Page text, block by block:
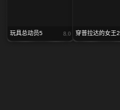
玩具总动员5 8.0 穿普拉达的女王2